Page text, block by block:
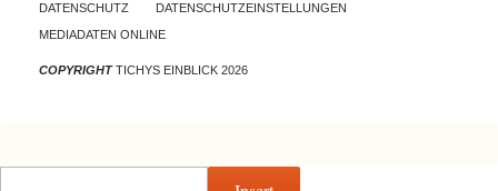
DATENSCHUTZ
DATENSCHUTZEINSTELLUNGEN
MEDIADATEN ONLINE
COPYRIGHTTICHYS EINBLICK 2026